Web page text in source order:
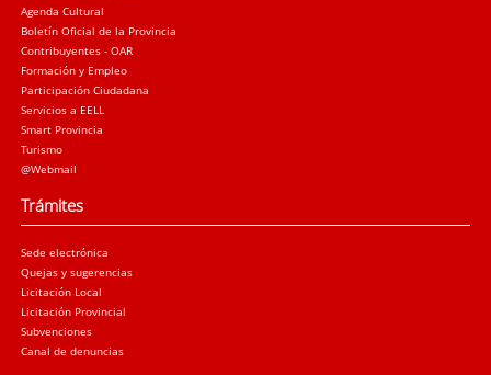
Agenda Cultural
Boletín Oficial de la Provincia
Contribuyentes - OAR
Formación y Empleo
Participación Ciudadana
Servicios a EELL
Smart Provincia
Turismo
@Webmail
Trámites
Sede electrónica
Quejas y sugerencias
Licitación Local
Licitación Provincial
Subvenciones
Canal de denuncias